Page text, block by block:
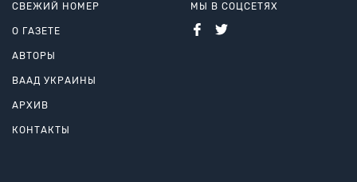
СВЕЖИЙ НОМЕР
О ГАЗЕТЕ
АВТОРЫ
ВААД УКРАИНЫ
АРХИВ
КОНТАКТЫ
МЫ В СОЦСЕТЯХ